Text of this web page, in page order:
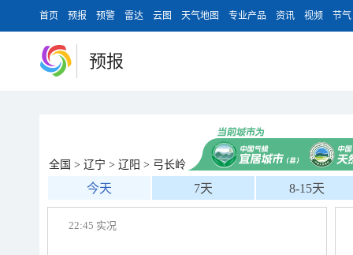
首页 预报 预警 雷达 云图 天气地图 专业产品 资讯 视频 节气
预报
全国 > 辽宁 > 辽阳 > 弓长岭
今天 7天 8-15天
22:45 实况